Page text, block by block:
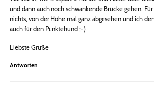
und dann auch noch schwankende Brücke gehen. Für
nichts, von der Höhe mal ganz abgesehen und ich
auch für den Punktehund ;-)
Liebste Grüße
Antworten